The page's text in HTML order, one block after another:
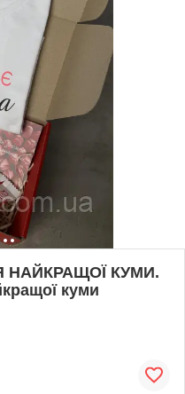
НАЙКРАЩОЇ КУМИ.
куми